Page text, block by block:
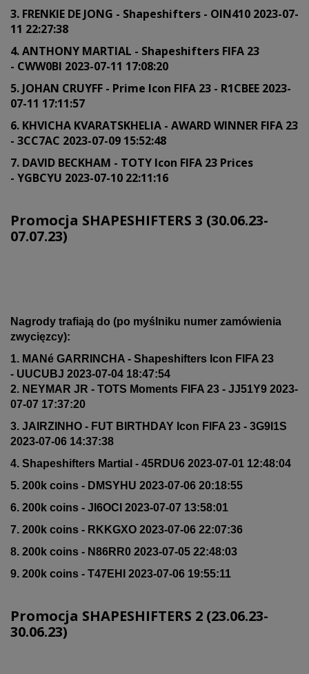
3. FRENKIE DE JONG - Shapeshifters - OIN410 2023-07-
11 22:27:38
4. ANTHONY MARTIAL - Shapeshifters FIFA 23
- CWW0BI 2023-07-11 17:08:20
5. JOHAN CRUYFF - Prime Icon FIFA 23 - R1CBEE 2023-
07-11 17:11:57
6. KHVICHA KVARATSKHELIA - AWARD WINNER FIFA 23
- 3CC7AC 2023-07-09 15:52:48
7. DAVID BECKHAM - TOTY Icon FIFA 23 Prices
- YGBCYU 2023-07-10 22:11:16
Promocja SHAPESHIFTERS 3 (30.06.23-
07.07.23)
Nagrody trafiają do (po myślniku numer zamówienia
zwycięzcy):
1. MANé GARRINCHA - Shapeshifters Icon FIFA 23
- UUCUBJ 2023-07-04 18:47:54
2. NEYMAR JR - TOTS Moments FIFA 23 - JJ51Y9 2023-
07-07 17:37:20
3. JAIRZINHO - FUT BIRTHDAY Icon FIFA 23 - 3G9I1S
2023-07-06 14:37:38
4. Shapeshifters Martial - 45RDU6 2023-07-01 12:48:04
5. 200k coins - DMSYHU 2023-07-06 20:18:55
6. 200k coins - JI6OCI 2023-07-07 13:58:01
7. 200k coins - RKKGXO 2023-07-06 22:07:36
8. 200k coins - N86RR0 2023-07-05 22:48:03
9. 200k coins - T47EHI 2023-07-06 19:55:11
Promocja SHAPESHIFTERS 2 (23.06.23-
30.06.23)